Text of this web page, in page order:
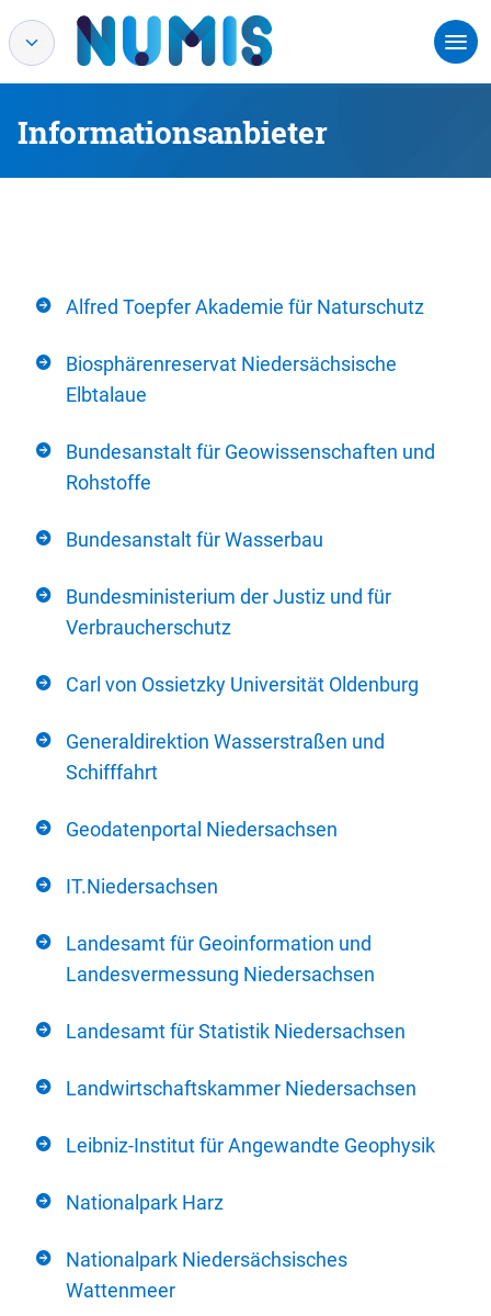
Informationsanbieter
Alfred Toepfer Akademie für Naturschutz
Biosphärenreservat Niedersächsische
Elbtalaue
Bundesanstalt für Geowissenschaften und
Rohstoffe
Bundesanstalt für Wasserbau
Bundesministerium der Justiz und für
Verbraucherschutz
Carl von Ossietzky Universität Oldenburg
Generaldirektion Wasserstraßen und
Schifffahrt
Geodatenportal Niedersachsen
IT.Niedersachsen
Landesamt für Geoinformation und
Landesvermessung Niedersachsen
Landesamt für Statistik Niedersachsen
Landwirtschaftskammer Niedersachsen
Leibniz-Institut für Angewandte Geophysik
Nationalpark Harz
Nationalpark Niedersächsisches
Wattenmeer